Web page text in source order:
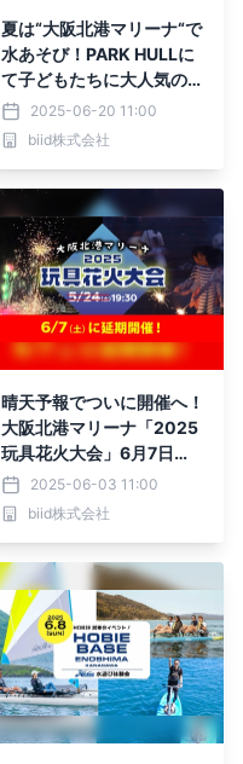
夏は“大阪北港マリーナ“で
水あそび！PARK HULLに
て子どもたちに大人気の
「Paddling Pool」が登
場！
2025-06-20 11:00
biid株式会社
晴天予報でついに開催へ！
大阪北港マリーナ「2025
玩具花火大会」6月7日
（土）開催決定！
2025-06-03 11:00
biid株式会社